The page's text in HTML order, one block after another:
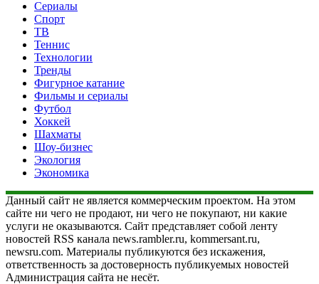
Сериалы
Спорт
ТВ
Теннис
Технологии
Тренды
Фигурное катание
Фильмы и сериалы
Футбол
Хоккей
Шахматы
Шоу-бизнес
Экология
Экономика
Данный сайт не является коммерческим проектом. На этом
сайте ни чего не продают, ни чего не покупают, ни какие
услуги не оказываются. Сайт представляет собой ленту
новостей RSS канала news.rambler.ru, kommersant.ru,
newsru.com. Материалы публикуются без искажения,
ответственность за достоверность публикуемых новостей
Администрация сайта не несёт.